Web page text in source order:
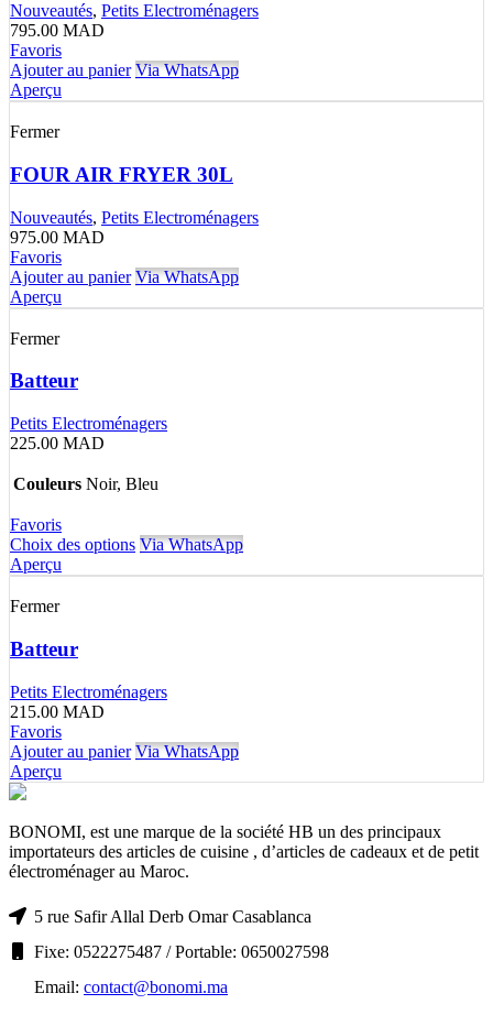
Nouveautés, Petits Electroménagers
795.00 MAD
Favoris
Ajouter au panier Via WhatsApp
Aperçu
Fermer
FOUR AIR FRYER 30L
Nouveautés, Petits Electroménagers
975.00 MAD
Favoris
Ajouter au panier Via WhatsApp
Aperçu
Fermer
Batteur
Petits Electroménagers
225.00 MAD
Couleurs Noir, Bleu
Favoris
Choix des options Via WhatsApp
Aperçu
Fermer
Batteur
Petits Electroménagers
215.00 MAD
Favoris
Ajouter au panier Via WhatsApp
Aperçu
BONOMI, est une marque de la société HB un des principaux
importateurs des articles de cuisine , d’articles de cadeaux et de petit
électroménager au Maroc.
5 rue Safir Allal Derb Omar Casablanca
Fixe: 0522275487 / Portable: 0650027598
Email: contact@bonomi.ma